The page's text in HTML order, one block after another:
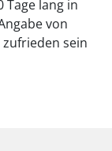
Tage lang in
von
sein